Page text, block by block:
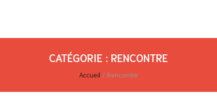
CATÉGORIE : RENCONTRE
Accueil / Rencontre